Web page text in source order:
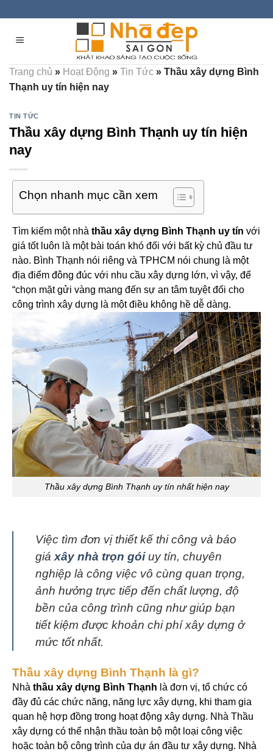
content
Trang chủ » Hoạt Động » Tin Tức » Thầu xây dựng Bình
Thạnh uy tín hiện nay
TIN TỨC
Thầu xây dựng Bình Thạnh uy tín hiện
nay
Chọn nhanh mục cần xem
Tìm kiếm một nhà thầu xây dựng Bình Thạnh uy tín với
giá tốt luôn là một bài toán khó đối với bất kỳ chủ đầu tư
nào. Bình Thạnh nói riêng và TPHCM nói chung là một
địa điểm đông đúc với nhu cầu xây dựng lớn, vì vậy, để
“chọn mặt gửi vàng mang đến sự an tâm tuyệt đối cho
công trình xây dựng là một điều không hề dễ dàng.
Thầu xây dựng Bình Thạnh uy tín nhất hiện nay
Việc tìm đơn vị thiết kế thi công và báo
giá xây nhà trọn góiuy tín, chuyên
nghiệp là công việc vô cùng quan trọng,
ảnh hưởng trực tiếp đến chất lượng, độ
bền của công trình cũng như giúp bạn
tiết kiệm được khoản chi phí xây dựng ở
mức tốt nhất.
Thầu xây dựng Bình Thạnh là gì?
Nhà thầu xây dựng Bình Thạnh là đơn vị, tổ chức có
đầy đủ các chức năng, năng lực xây dựng, khi tham gia
quan hệ hợp đồng trong hoạt động xây dựng. Nhà Thầu
xây dựng có thể nhận thầu toàn bộ một loại công việc
hoặc toàn bộ công trình của dự án đầu tư xây dựng. Nhà